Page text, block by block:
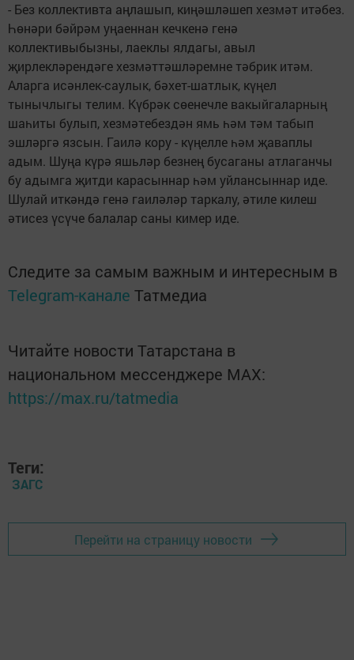
- Без коллективта аңлашып, киңәшләшеп хезмәт итәбез.
Һөнәри бәйрәм уңаеннан кечкенә генә
коллективыбызны, лаеклы ялдагы, авыл
җирлекләрендәге хезмәттәшләремне тәбрик итәм.
Аларга исәнлек-саулык, бәхет-шатлык, күңел
тынычлыгы телим. Күбрәк сөенечле вакыйгаларның
шаһиты булып, хезмәтебездән ямь һәм тәм табып
эшләргә язсын. Гаилә кору - күңелле һәм җаваплы
адым. Шуңа күрә яшьләр безнең бусаганы атлаганчы
бу адымга җитди карасыннар һәм уйлансыннар иде.
Шулай иткәндә генә гаиләләр таркалу, әтиле килеш
әтисез үсүче балалар саны кимер иде.
Следите за самым важным и интересным в
Telegram-канале Татмедиа
Читайте новости Татарстана в
национальном мессенджере MАХ:
https://max.ru/tatmedia
Теги:
ЗАГС
Перейти на страницу новости